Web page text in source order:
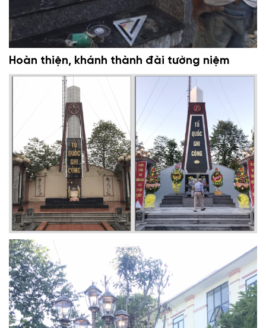
Hoàn thiện, khánh thành đài tưởng niệm